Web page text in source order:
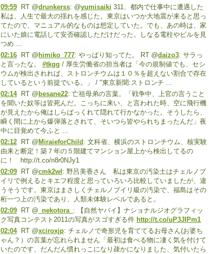
09:59
RT @drunkerss: @yumisaiki 311、都内で仕事中に遭遇した
私は、人生で最大の揺れを感じた。東京はいつか大地震が来ると思っ
てたので、マニュアル的なものは想定していた。でも、あの時は、家
にいた娘に電話して安否確認しただけだった。しなる電柱やビルを見
つめ ...
02:16
RT @ himiko_777: やっぱり知ってた。 RT @daizo3: サラっ
と言ったな。 #tkgg / 厚生労働省の担当者は「今の規制値でも、セシ
ウムが検出されれば、ストロンチウムは１０％を超えない割合で存在
しているという前提でいる。」 / "東京新聞:ストロンチ ...
02:14
RT @ besane22: 亡祖母弟の言葉。「戦争中、上官の言うこと
を聞いた奴等は皆死んだ。こっちに来い、と言われた時、空に飛行機
が見えたから俺はしらばっくれて隠れて行かなかった。そうしたら、
瞬く間に上から爆弾落とされて、そいつら皆やられちまったんだ」夜
中に目覚めて今ふと ...
02:12
RT @ MiraieforChild : 文科省、横浜のストロンチウム、核実験
由来と断定！築７年の５階建てマンション屋上から検出してるの
に！ http://t.co/n8r0NJy1
02:09
RT @cmk2wl : 野呂美香さん 私は東京の汚染土はチェルノブ
イリで例えるとキエフ程度と思っていろいろ比較していましたが、違
うそうです。東京はまさしくチェルノブイリ級の汚染で、福島はその
桁一つ上の汚染であり、人類未体験レベルであると。
02:09
RT @ _nekotora_ : 【自然ヤバイ】ナショナルジオグラフィッ
ク写真コンテスト2011の写真がスゴすぎる件 http://t.co/uP3JIPm1
02:04
RT @xciroxjp: チェルノで奇形児を育ててるお母さん(お婆ち
ゃん？）の言葉が忘れられません「最初は食べる物に凄く気を付けて
いたのです、だんだん慣れっこになり疎かになりました、気付いたら